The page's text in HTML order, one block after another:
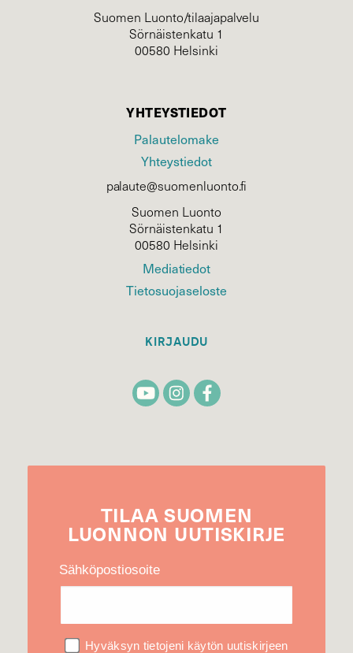
Suomen Luonto/tilaajapalvelu
Sörnäistenkatu 1
00580 Helsinki
YHTEYSTIEDOT
Palautelomake
Yhteystiedot
palaute@suomenluonto.fi
Suomen Luonto
Sörnäistenkatu 1
00580 Helsinki
Mediatiedot
Tietosuojaseloste
KIRJAUDU
TILAA SUOMEN
LUONNON UUTIS­KIRJE
Sähköpostiosoite
Hyväksyn tietojeni käytön uutiskirjeen